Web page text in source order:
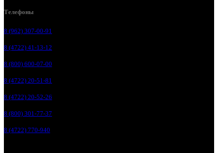
Телефоны
8 (962) 307-00-91
8 (4722) 41-13-12
8 (800) 600-07-00
8 (4722) 20-51-81
8 (4722) 20-52-26
8 (800) 301-77-37
8 (4722) 770-940